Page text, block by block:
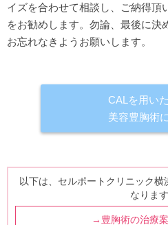
イズを合わせて相談し、ご納得頂
をお勧めします。勿論、最後に決
お忘れなきようお願いします。
CALを用い
美容豊胸術
以下は、セルポートクリニック横
なります
→豊胸術の治療